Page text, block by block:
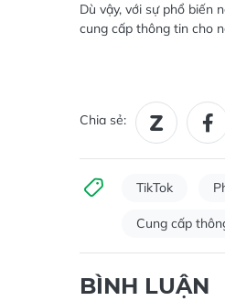
Dù vậy, với sự phổ biến
cung cấp thông tin cho
Chia sẻ:
TikTok
Cung cấp
BÌNH LUẬN